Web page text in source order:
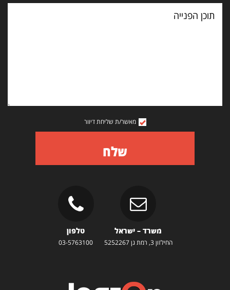
תוכן
הפנייה
מאשר/ת שליחת דיוור
שלח
משרד – ישראל
החילזון 3, רמת גן 5252267
טלפון
03-5763100